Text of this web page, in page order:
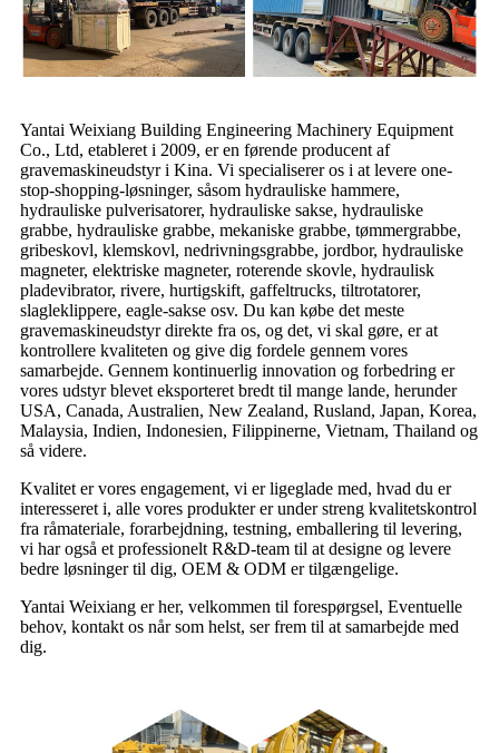
Yantai Weixiang Building Engineering Machinery Equipment
Co., Ltd, etableret i 2009, er en førende producent af
gravemaskineudstyr i Kina. Vi specialiserer os i at levere one-
stop-shopping-løsninger, såsom hydrauliske hammere,
hydrauliske pulverisatorer, hydrauliske sakse, hydrauliske
grabbe, hydrauliske grabbe, mekaniske grabbe, tømmergrabbe,
gribeskovl, klemskovl, nedrivningsgrabbe, jordbor, hydrauliske
magneter, elektriske magneter, roterende skovle, hydraulisk
pladevibrator, rivere, hurtigskift, gaffeltrucks, tiltrotatorer,
slagleklippere, eagle-sakse osv. Du kan købe det meste
gravemaskineudstyr direkte fra os, og det, vi skal gøre, er at
kontrollere kvaliteten og give dig fordele gennem vores
samarbejde. Gennem kontinuerlig innovation og forbedring er
vores udstyr blevet eksporteret bredt til mange lande, herunder
USA, Canada, Australien, New Zealand, Rusland, Japan, Korea,
Malaysia, Indien, Indonesien, Filippinerne, Vietnam, Thailand og
så videre.
Kvalitet er vores engagement, vi er ligeglade med, hvad du er
interesseret i, alle vores produkter er under streng kvalitetskontrol
fra råmateriale, forarbejdning, testning, emballering til levering,
vi har også et professionelt R&D-team til at designe og levere
bedre løsninger til dig, OEM & ODM er tilgængelige.
Yantai Weixiang er her, velkommen til forespørgsel, Eventuelle
behov, kontakt os når som helst, ser frem til at samarbejde med
dig.